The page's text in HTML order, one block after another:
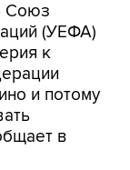
Союз
(УЕФА)
к
и потому
в